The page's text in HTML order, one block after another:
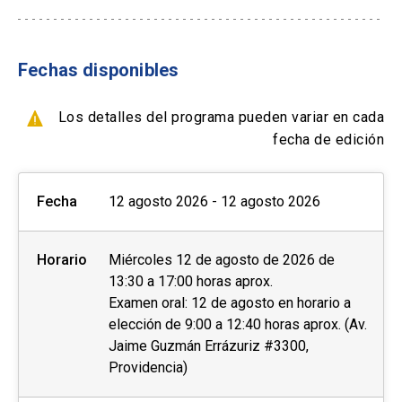
*Si solicitas reagendar tu prueba con menos de
tarifa adicional.
días después de la prueba o 13 días después de
se encuentren disponibles, se le notificará al
candidato vía correo electrónico y podrá acceder
a sus resultados de manera online y retirar su
certificado físico Test Report Form (TRF) en las
oficinas de English UC, ubicadas en Campus
Oriente. Cada candidato tiene derecho a un
certificado físico. Además, puede pedir que se
le envíe una copia del TRF hasta 5 instituciones.
Formas de pago por empresas:
- Con ficha de inscripción y Orden de compra
Fechas disponibles
Los detalles del programa pueden variar en cada
fecha de edición
Fecha 12 agosto 2026 - 12 agosto 2026
Horario
Miércoles 12 de agosto de 2026 de
13:30 a 17:00 horas aprox.
Examen oral: 12 de agosto en horario a
elección de 9:00 a 12:40 horas aprox. (Av.
Jaime Guzmán Errázuriz #3300,
Providencia)